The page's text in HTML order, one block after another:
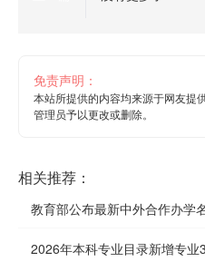
免责声明：
本站所提供的内容均来源于网友提
管理员予以更改或删除。
相关推荐：
教育部公布最新中外合作办学
2026年本科专业目录新增专